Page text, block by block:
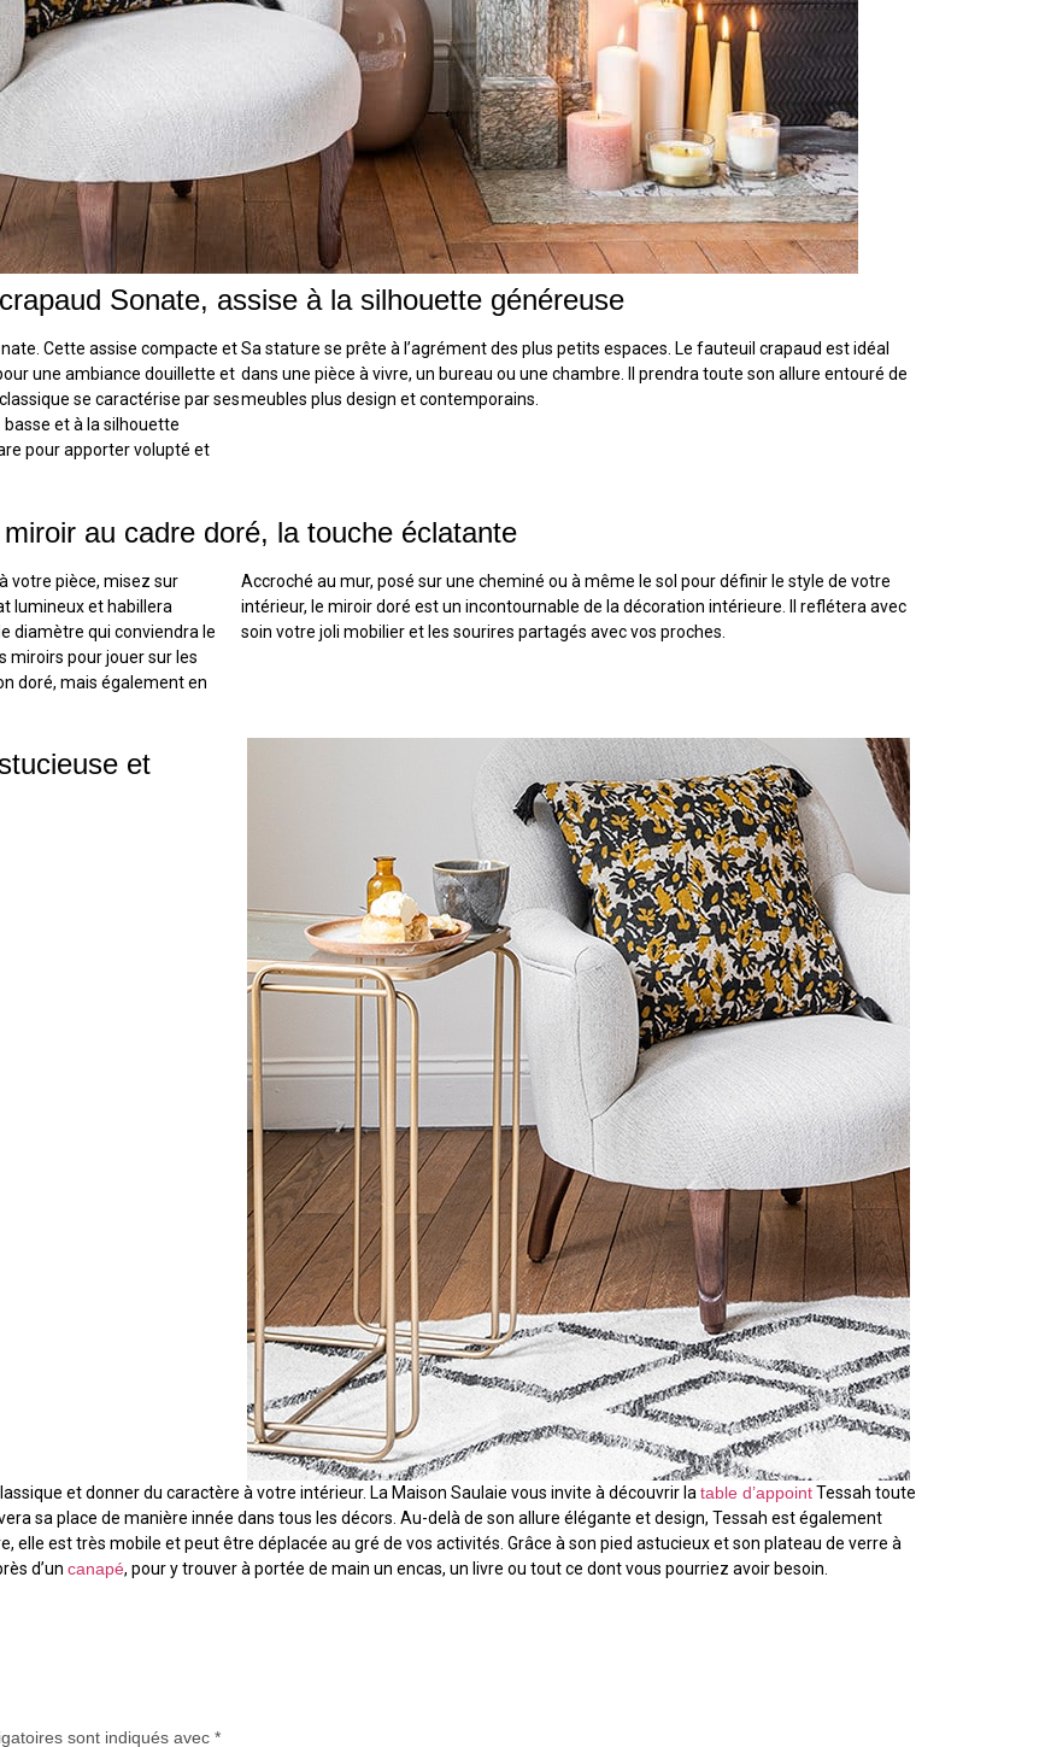
Sonate, assise à la silhouette généreuse
Cette assise compacte et
une ambiance douillette et
se caractérise par ses
basse et à la silhouette
pour apporter volupté et
Sa stature se prête à l’agrément des plus petits espaces. Le fauteuil crapaud est idéal
dans une pièce à vivre, un bureau ou une chambre. Il prendra toute son allure entouré de
meubles plus design et contemporains.
miroir au cadre doré, la touche éclatante
votre pièce, misez sur
lumineux et habillera
diamètre qui conviendra le
miroirs pour jouer sur les
doré, mais également en
Accroché au mur, posé sur une cheminé ou à même le sol pour définir le style de votre
intérieur, le miroir doré est un incontournable de la décoration intérieure. Il reflétera avec
soin votre joli mobilier et les sourires partagés avec vos proches.
et
et donner du caractère à votre intérieur. La Maison Saulaie vous invite à découvrir latable d’appointTessah toute
sa place de manière innée dans tous les décors. Au-delà de son allure élégante et design, Tessah est également
elle est très mobile et peut être déplacée au gré de vos activités. Grâce à son pied astucieux et son plateau de verre à
d’un canapé, pour y trouver à portée de main un encas, un livre ou tout ce dont vous pourriez avoir besoin.
sont indiqués avec *